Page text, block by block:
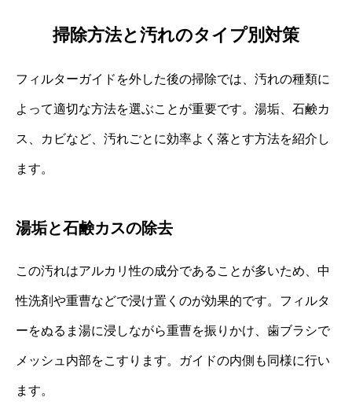
掃除方法と汚れのタイプ別対策
フィルターガイドを外した後の掃除では、汚れの種類に
よって適切な方法を選ぶことが重要です。湯垢、石鹸カ
ス、カビなど、汚れごとに効率よく落とす方法を紹介し
ます。
湯垢と石鹸カスの除去
この汚れはアルカリ性の成分であることが多いため、中
性洗剤や重曹などで浸け置くのが効果的です。フィルタ
ーをぬるま湯に浸しながら重曹を振りかけ、歯ブラシで
メッシュ内部をこすります。ガイドの内側も同様に行い
ます。